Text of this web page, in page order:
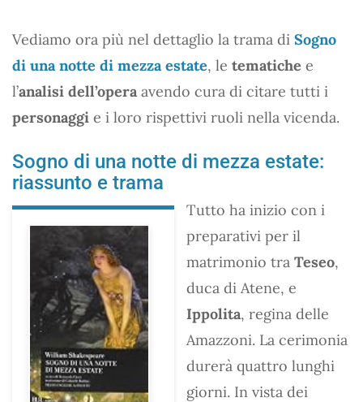
Vediamo ora più nel dettaglio la trama di Sogno
di una notte di mezza estate, le tematiche e
l’analisi dell’opera avendo cura di citare tutti i
personaggi e i loro rispettivi ruoli nella vicenda.
Sogno di una notte di mezza estate:
riassunto e trama
Tutto ha inizio con i
preparativi per il
matrimonio tra Teseo,
duca di Atene, e
Ippolita, regina delle
Amazzoni. La cerimonia
durerà quattro lunghi
giorni. In vista dei